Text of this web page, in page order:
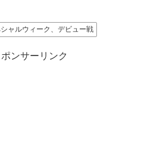
ャルウィーク、デビュー戦
ポンサーリンク